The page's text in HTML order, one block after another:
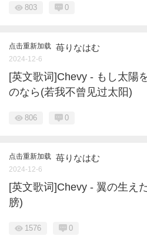
803 0
点击重新加载 苺りなはむ
2024-12-6
[英文歌词]Chevy - もし太陽
のなら(若我不曾见过太阳)
806 0
点击重新加载 苺りなはむ
2024-12-6
[英文歌词]Chevy - 翼の生え
膀)
1576 0